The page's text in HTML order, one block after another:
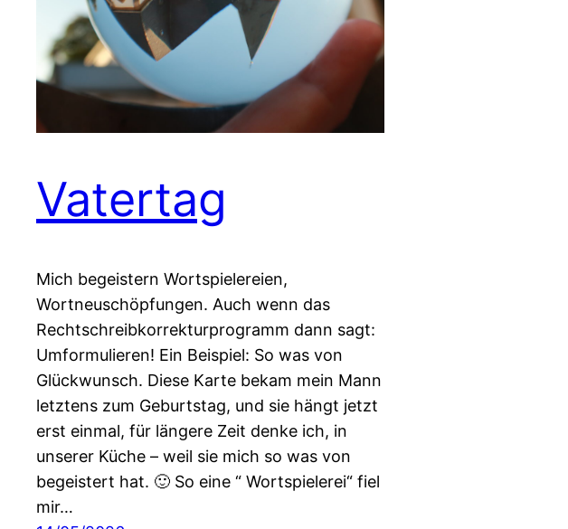
Vatertag
Mich begeistern Wortspielereien,
Wortneuschöpfungen. Auch wenn das
Rechtschreibkorrekturprogramm dann sagt:
Umformulieren! Ein Beispiel: So was von
Glückwunsch. Diese Karte bekam mein Mann
letztens zum Geburtstag, und sie hängt jetzt
erst einmal, für längere Zeit denke ich, in
unserer Küche – weil sie mich so was von
begeistert hat. 🙂 So eine “ Wortspielerei“ fiel
mir…